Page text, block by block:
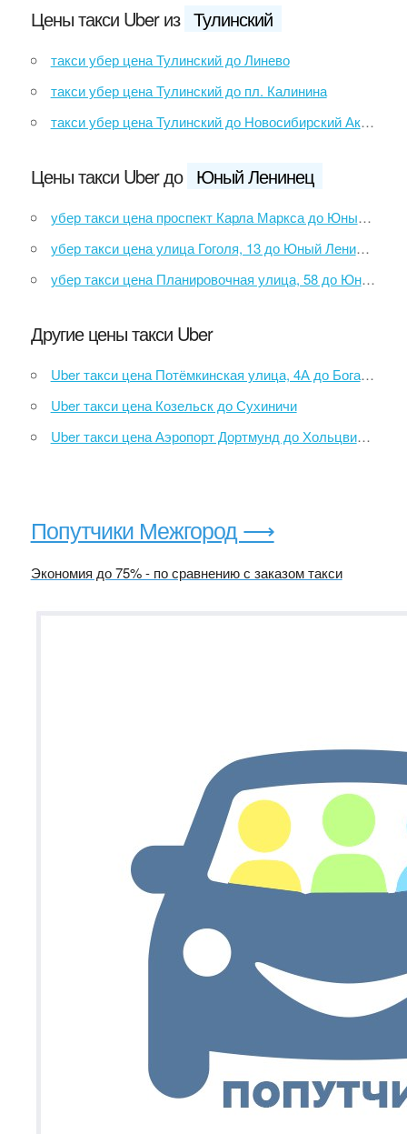
Цены такси Uber из Тулинский
такси убер цена Тулинский до Линево
такси убер цена Тулинский до пл. Калинина
такси убер цена Тулинский до Новосибирский Академгородок
Цены такси Uber до Юный Ленинец
убер такси цена проспект Карла Маркса до Юный Ленинец
убер такси цена улица Гоголя, 13 до Юный Ленинец
убер такси цена Планировочная улица, 58 до Юный Ленинец
Другие цены такси Uber
Uber такси цена Потёмкинская улица, 4А до Богатырский пр., 58к1
Uber такси цена Козельск до Сухиничи
Uber такси цена Аэропорт Дортмунд до Хольцвиккеде
Попутчики Межгород ⟶
Экономия до 75% - по сравнению с заказом такси